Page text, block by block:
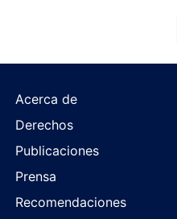
Acerca de
Derechos
Publicaciones
Prensa
Recomendaciones